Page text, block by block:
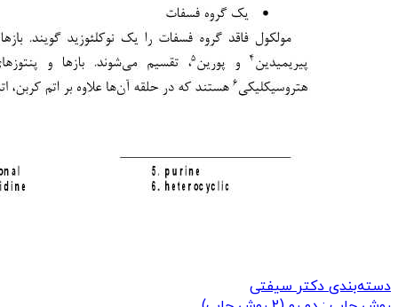
دسته‌بندی دکتر سیفتی